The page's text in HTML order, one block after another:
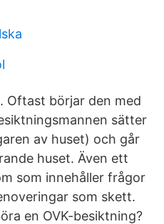
Oftast börjar den med
sätter
av huset) och går
huset. Även ett
som innehåller frågor
som skett.
en OVK-besiktning?